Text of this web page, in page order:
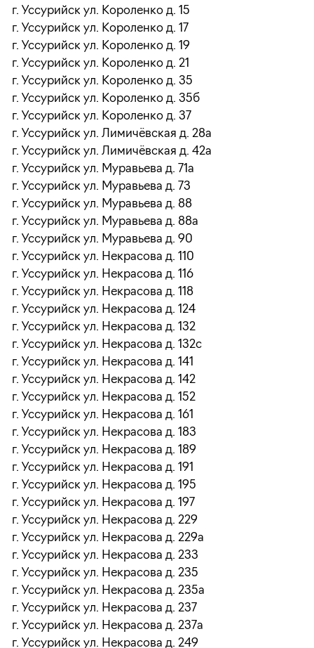
г. Уссурийск ул. Короленко д. 15
г. Уссурийск ул. Короленко д. 17
г. Уссурийск ул. Короленко д. 19
г. Уссурийск ул. Короленко д. 21
г. Уссурийск ул. Короленко д. 35
г. Уссурийск ул. Короленко д. 35б
г. Уссурийск ул. Короленко д. 37
г. Уссурийск ул. Лимичёвская д. 28а
г. Уссурийск ул. Лимичёвская д. 42а
г. Уссурийск ул. Муравьева д. 71а
г. Уссурийск ул. Муравьева д. 73
г. Уссурийск ул. Муравьева д. 88
г. Уссурийск ул. Муравьева д. 88а
г. Уссурийск ул. Муравьева д. 90
г. Уссурийск ул. Некрасова д. 110
г. Уссурийск ул. Некрасова д. 116
г. Уссурийск ул. Некрасова д. 118
г. Уссурийск ул. Некрасова д. 124
г. Уссурийск ул. Некрасова д. 132
г. Уссурийск ул. Некрасова д. 132с
г. Уссурийск ул. Некрасова д. 141
г. Уссурийск ул. Некрасова д. 142
г. Уссурийск ул. Некрасова д. 152
г. Уссурийск ул. Некрасова д. 161
г. Уссурийск ул. Некрасова д. 183
г. Уссурийск ул. Некрасова д. 189
г. Уссурийск ул. Некрасова д. 191
г. Уссурийск ул. Некрасова д. 195
г. Уссурийск ул. Некрасова д. 197
г. Уссурийск ул. Некрасова д. 229
г. Уссурийск ул. Некрасова д. 229а
г. Уссурийск ул. Некрасова д. 233
г. Уссурийск ул. Некрасова д. 235
г. Уссурийск ул. Некрасова д. 235а
г. Уссурийск ул. Некрасова д. 237
г. Уссурийск ул. Некрасова д. 237а
г. Уссурийск ул. Некрасова д. 249